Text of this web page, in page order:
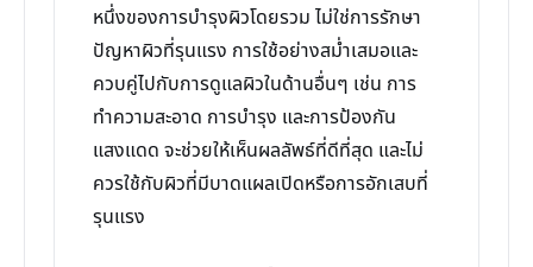
หนึ่งของการบำรุงผิวโดยรวม ไม่ใช่การรักษา
ปัญหาผิวที่รุนแรง การใช้อย่างสม่ำเสมอและ
ควบคู่ไปกับการดูแลผิวในด้านอื่นๆ เช่น การ
ทำความสะอาด การบำรุง และการป้องกัน
แสงแดด จะช่วยให้เห็นผลลัพธ์ที่ดีที่สุด และไม่
ควรใช้กับผิวที่มีบาดแผลเปิดหรือการอักเสบที่
รุนแรง